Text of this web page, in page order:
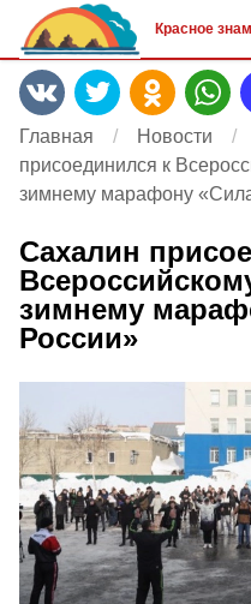
Красное
Главная Новости
присоединился к
зимнему марафону
Сахалин
зимнему
России»